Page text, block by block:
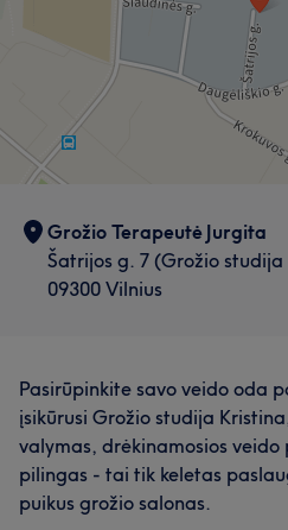
Grožio Terapeutė Jurgita
Šatrijos g. 7 (Grožio
09300 Vilnius
Pasirūpinkite savo veido oda
įsikūrusi Grožio studija
valymas, drėkinamosios veido
pilingas - tai tik keletas
puikus grožio salonas.